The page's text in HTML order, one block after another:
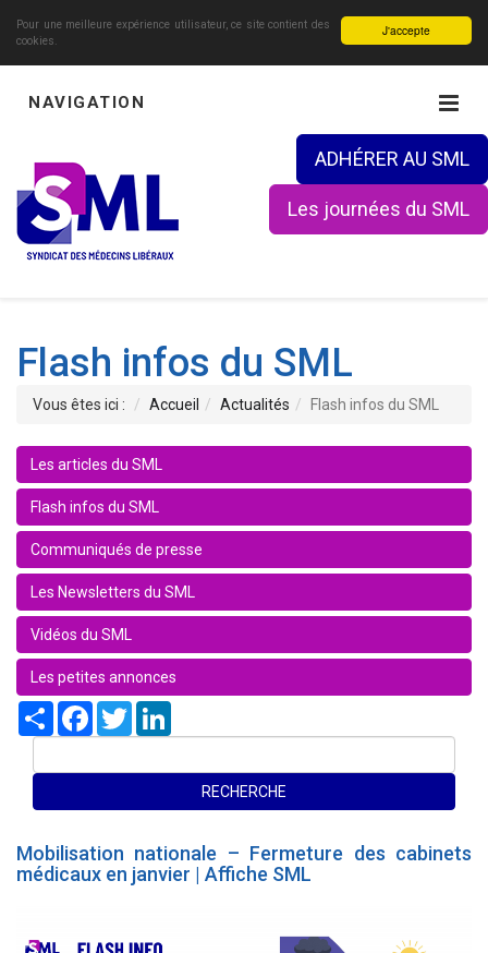
J'accepte
Pour une meilleure expérience utilisateur, ce site contient des
cookies.
NAVIGATION
ADHÉRER AU SML
Les journées du SML
Flash infos du SML
Vous êtes ici : Accueil Actualités Flash infos du SML
Les articles du SML
Flash infos du SML
Communiqués de presse
Les Newsletters du SML
Vidéos du SML
Les petites annonces
Share FacebookTwitter
Mobilisation nationale – Fermeture des cabinets
médicaux en janvier | Affiche SML